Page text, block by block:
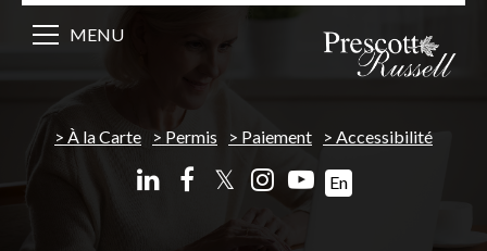
À la Carte Permis Paiement Accessibilité
𝕏 En
MENU